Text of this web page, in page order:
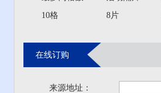
10格
8片
在线订购
来源地址：